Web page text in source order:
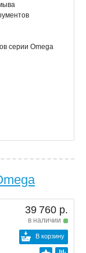
серии Omega
39 760 р.
в наличии
В корзину